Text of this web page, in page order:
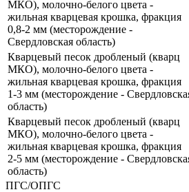
МКО), молочно-белого цвета -
жильная кварцевая крошка, фракция
0,8-2 мм (месторождение -
Свердловская область)
Кварцевый песок дробленый (кварц
МКО), молочно-белого цвета -
жильная кварцевая крошка, фракция
1-3 мм (месторождение -
область)
Кварцевый песок дробленый (кварц
МКО), молочно-белого цвета -
жильная кварцевая крошка, фракция
2-5 мм (месторождение -
область)
ПГС/ОПГС